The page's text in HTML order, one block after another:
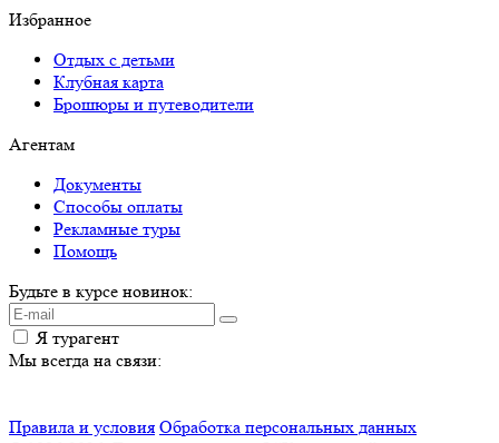
Избранное
Отдых с детьми
Клубная карта
Брошюры и путеводители
Агентам
Документы
Способы оплаты
Рекламные туры
Помощь
Будьте в курсе новинок:
Я турагент
Мы всегда на связи:
Правила и условия Обработка персональных данных